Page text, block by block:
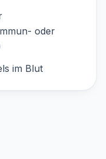
oder
im Blut